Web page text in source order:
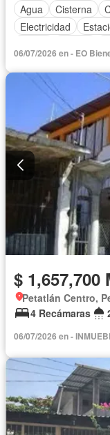
Agua
Cisterna
Electricidad
Sin amueblar
06/07/2026 en - EO
$ 1,657,700
Petatlán Centro,
4 Recámaras
06/07/2026 en -